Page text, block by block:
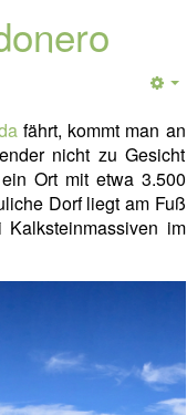
fährt, kommt man an
nicht zu Gesicht
Ort mit etwa 3.500
Dorf liegt am Fuß
Kalksteinmassiven im